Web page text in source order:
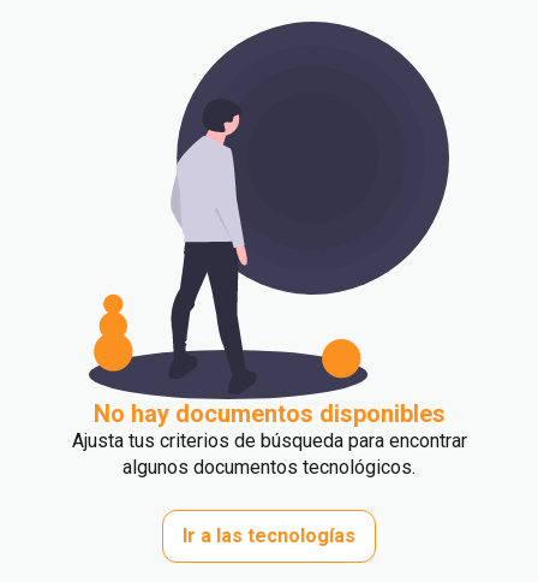
No hay documentos disponibles
Ajusta tus criterios de búsqueda para encontrar
algunos documentos tecnológicos.
Ir a las tecnologías